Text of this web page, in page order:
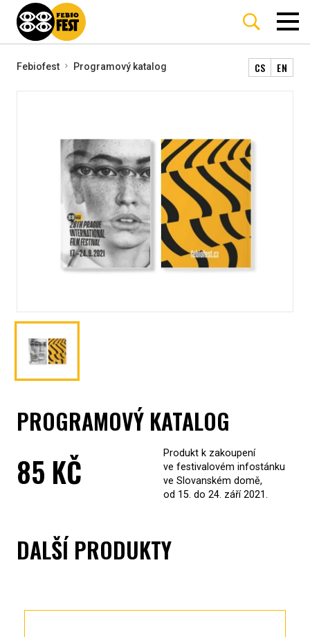
Febiofest Programový katalog CS EN
PROGRAMOVÝ KATALOG
85 KČ
Produkt k zakoupení
ve festivalovém infostánku
ve Slovanském domě,
od 15. do 24. září 2021.
DALŠÍ PRODUKTY